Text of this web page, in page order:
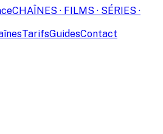
CHAÎNES · FILMS · SÉRIES ·
TarifsGuidesContact